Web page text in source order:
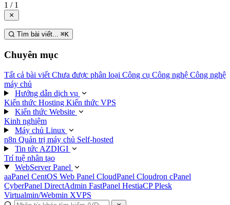
1 / 1
Tìm bài viết... ⌘K
Chuyên mục
Tất cả bài viết Chưa được phân loại Công cụ Công nghệ Công nghệ
máy chủ
Hướng dẫn dịch vụ
Kiến thức Hosting Kiến thức VPS
Kiến thức Website
Kinh nghiệm
Máy chủ Linux
n8n Quản trị máy chủ Self-hosted
Tin tức AZDIGI
Trí tuệ nhân tạo
WebServer Panel
aaPanel CentOS Web Panel CloudPanel Cloudron cPanel
CyberPanel DirectAdmin FastPanel HestiaCPPlesk
Virtualmin/Webmin XVPS